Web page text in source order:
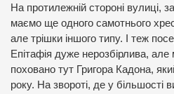
На протилежній стороні вулиці,
маємо ще одного самотнього
але трішки іншого типу. І теж
Епітафія дуже нерозбірлива,
поховано тут Григора Кадона,
року. На звороті, де у більшості